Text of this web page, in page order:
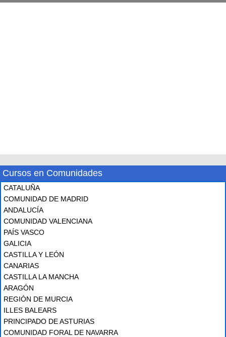
Cursos en Comunidades
CATALUÑA
COMUNIDAD DE MADRID
ANDALUCÍA
COMUNIDAD VALENCIANA
PAÍS VASCO
GALICIA
CASTILLA Y LEÓN
CANARIAS
CASTILLA LA MANCHA
ARAGÓN
REGIÓN DE MURCIA
ILLES BALEARS
PRINCIPADO DE ASTURIAS
COMUNIDAD FORAL DE NAVARRA